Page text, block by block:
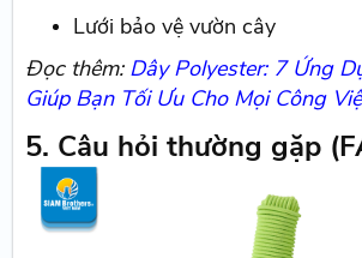
Lưới bảo vệ vườn cây
Đọc thêm: Dây Polyester: 7 Ứng
Giúp Bạn Tối Ưu Cho Mọi Công
5. Câu hỏi thường gặp